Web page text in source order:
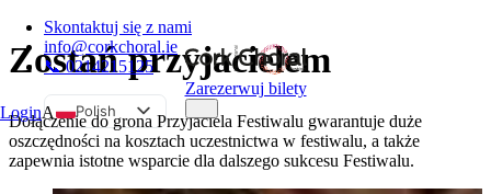
Skontaktuj się z nami
info@corkchoral.ie
📞 0214215125
LoginA
Polish
English
Zarezerwuj bilety
Zostań przyjacielem
Dołączenie do grona Przyjaciela Festiwalu gwarantuje duże
oszczędności na kosztach uczestnictwa w festiwalu, a także
zapewnia istotne wsparcie dla dalszego sukcesu Festiwalu.